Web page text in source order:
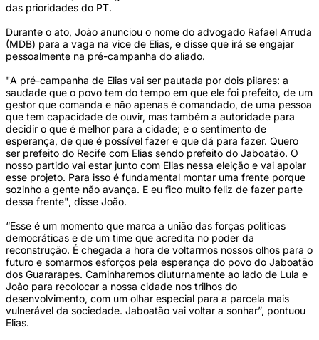
das prioridades do PT.
Durante o ato, João anunciou o nome do advogado Rafael Arruda
(MDB) para a vaga na vice de Elias, e disse que irá se engajar
pessoalmente na pré-campanha do aliado.
"A pré-campanha de Elias vai ser pautada por dois pilares: a
saudade que o povo tem do tempo em que ele foi prefeito, de um
gestor que comanda e não apenas é comandado, de uma pessoa
que tem capacidade de ouvir, mas também a autoridade para
decidir o que é melhor para a cidade; e o sentimento de
esperança, de que é possível fazer e que dá para fazer. Quero
ser prefeito do Recife com Elias sendo prefeito do Jaboatão. O
nosso partido vai estar junto com Elias nessa eleição e vai apoiar
esse projeto. Para isso é fundamental montar uma frente porque
sozinho a gente não avança. E eu fico muito feliz de fazer parte
dessa frente", disse João.
“Esse é um momento que marca a união das forças políticas
democráticas e de um time que acredita no poder da
reconstrução. É chegada a hora de voltarmos nossos olhos para o
futuro e somarmos esforços pela esperança do povo do Jaboatão
dos Guararapes. Caminharemos diuturnamente ao lado de Lula e
João para recolocar a nossa cidade nos trilhos do
desenvolvimento, com um olhar especial para a parcela mais
vulnerável da sociedade. Jaboatão vai voltar a sonhar”, pontuou
Elias.